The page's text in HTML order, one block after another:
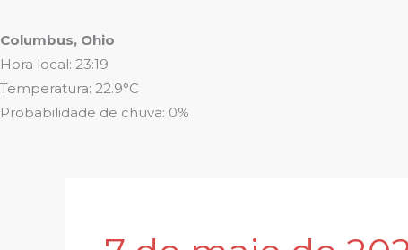
Columbus, Ohio
Hora local: 23:19
Temperatura: 22.9°C
Probabilidade de chuva: 0%